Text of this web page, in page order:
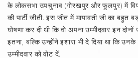
के लोकसभा उपचुनाव (गोरखपुर और फूलपुर) में
की पार्टी जीती. इस जीत में मायावती जी का बहुत
घोषणा कर दी थी कि वो अपना उम्मीदवार इन
इतना, बल्कि उन्होंने इशारा भी दे दिया था कि उनके
उम्मीदवार को वोट दें.